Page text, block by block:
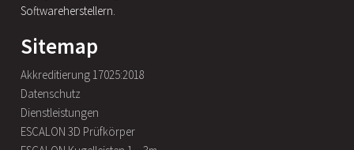
Softwareherstellern.
Sitemap
Akkreditierung 17025:2018
Datenschutz
Dienstleistungen
ESCALON 3D Prüfkörper